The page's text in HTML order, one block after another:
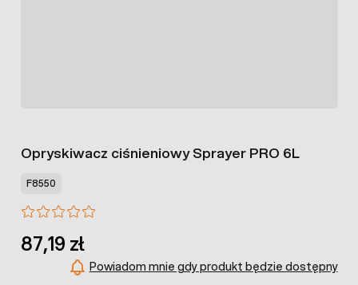
Opryskiwacz ciśnieniowy Sprayer PRO 6L
F8550
87,19 zł
Powiadom mnie gdy produkt będzie dostępny